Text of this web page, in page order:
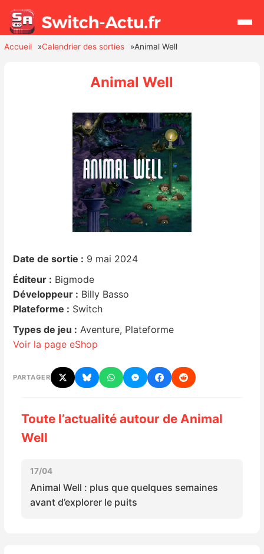
Hardware
Mises à jour
Chiffres de ventes
Rumeurs
Nintendo Direct
Tests de jeux
Tests d’accessoires
Autres tests
Previews
Précommandes
Précommandes jeux Switch 2
Accueil Calendrier des sorties Animal Well
Animal Well
Date de sortie : 9 mai 2024
Éditeur : Bigmode
Développeur : Billy Basso
Plateforme : Switch
Types de jeu : Aventure, Plateforme
Voir la page eShop
PARTAGER
Toute l’actualité autour de Animal
Well
17/04
Animal Well : plus que quelques semaines
avant d’explorer le puits